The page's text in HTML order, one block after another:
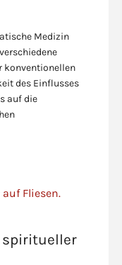
Medizin
konventionellen
des Einflusses
auf die